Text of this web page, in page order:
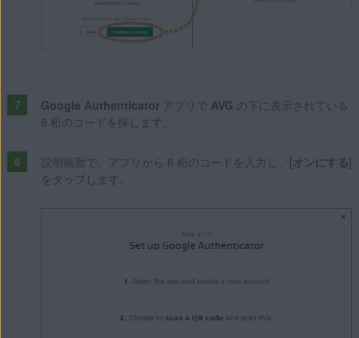
Google Authenticatorアプリで AVG の下に表示されている
6 桁のコードを探します。
説明画面で、アプリから 6 桁のコードを入力し、[オンにする]
をタップします。